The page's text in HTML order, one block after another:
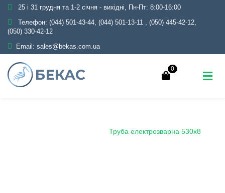
25 і 31 грудня та 1-2 січня - вихідні, Пн-Пт: 8:00-16:00
Телефон: (044) 501-43-44, (044) 501-13-11 , (050) 445-42-12,
(050) 330-42-12
Email: sales@bekas.com.ua
0
Труба електрозварна 530х8